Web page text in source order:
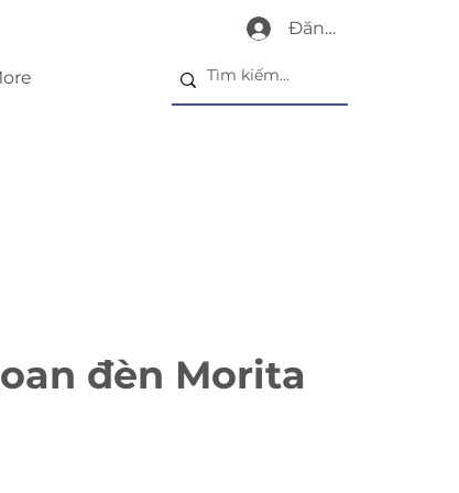
Đăng nhập
đèn Morita